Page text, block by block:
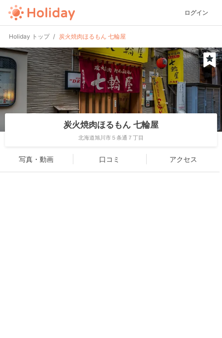
ログイン
Holiday トップ 炭火焼肉ほるもん 七輪屋
炭火焼肉ほるもん 七輪屋
北海道旭川市５条通７丁目
写真・動画 口コミ アクセス